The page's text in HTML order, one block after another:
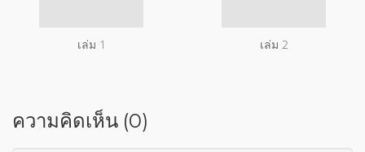
เล่ม 1 เล่ม 2
ความคิดเห็น (0)